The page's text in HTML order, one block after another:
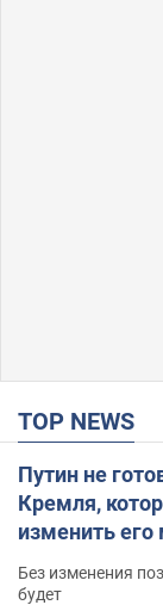
TOP NEWS
Путин не
Кремля,
изменить
Без изменения
будет